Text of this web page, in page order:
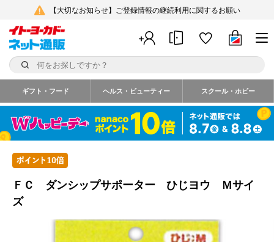
【大切なお知らせ】ご登録情報の継続利用に関するお願い
ギフト・フード ヘルス・ビューティー スクール・ホビー
ＦＣ ダンシップサポーター ひじヨウ Ｍサイ
ズ